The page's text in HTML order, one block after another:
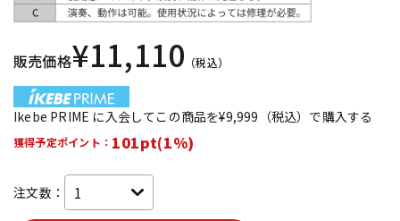
販売価格¥11,110 （税込）
Ikebe PRIME に入会してこの商品を¥9,999（税込）で購入する
獲得予定ポイント： 101pt(1%)
注文数：